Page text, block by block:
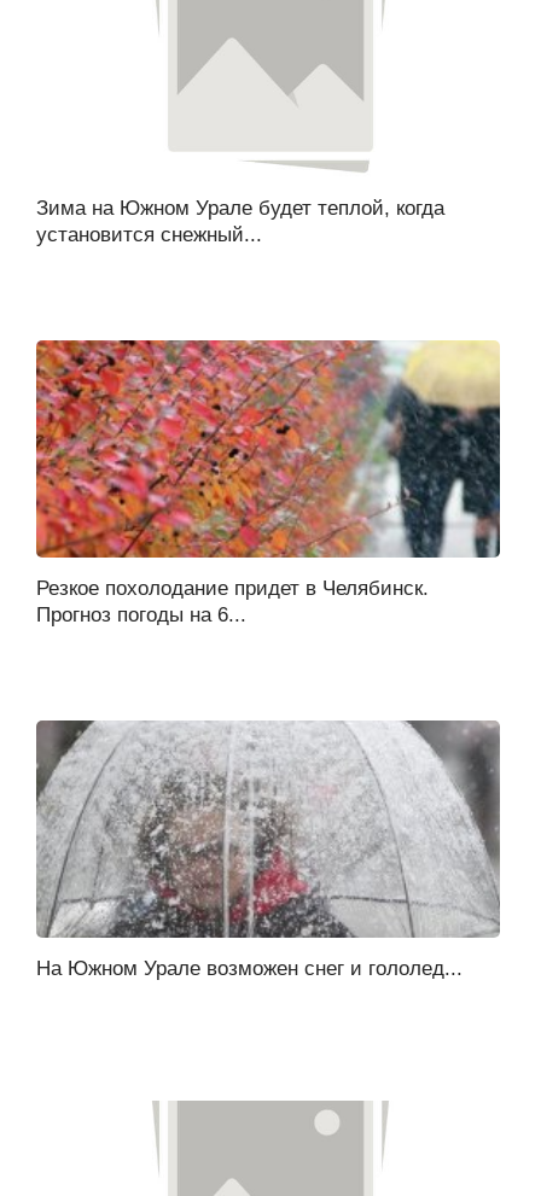
Зима на Южном Урале будет теплой, когда
установится снежный...
Резкое похолодание придет в Челябинск.
Прогноз погоды на 6...
На Южном Урале возможен снег и гололед...